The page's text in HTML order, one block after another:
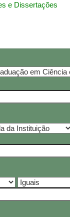
e Dissertações